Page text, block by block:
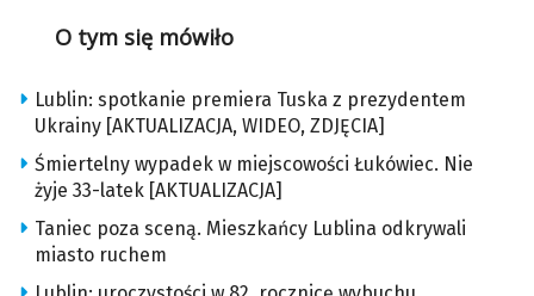
O tym się mówiło
Lublin: spotkanie premiera Tuska z prezydentem
Ukrainy [AKTUALIZACJA, WIDEO, ZDJĘCIA]
Śmiertelny wypadek w miejscowości Łukówiec. Nie
żyje 33-latek [AKTUALIZACJA]
Taniec poza sceną. Mieszkańcy Lublina odkrywali
miasto ruchem